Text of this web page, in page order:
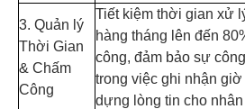
3. Quản lý
Thời Gian
& Chấm
Công
Tiết kiệm thời gian xử
hàng tháng lên đến
công, đảm bảo sự
trong việc ghi nhận
dựng lòng tin cho nhân